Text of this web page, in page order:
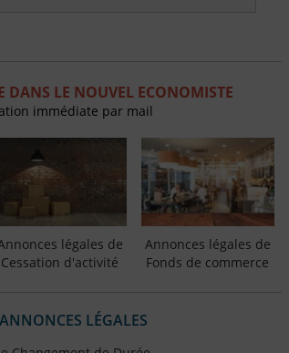
LE NOUVEL ECONOMISTE
immédiate par mail
légales de
Cessation d'activité
Annonces légales de
Fonds de commerce
LÉGALES